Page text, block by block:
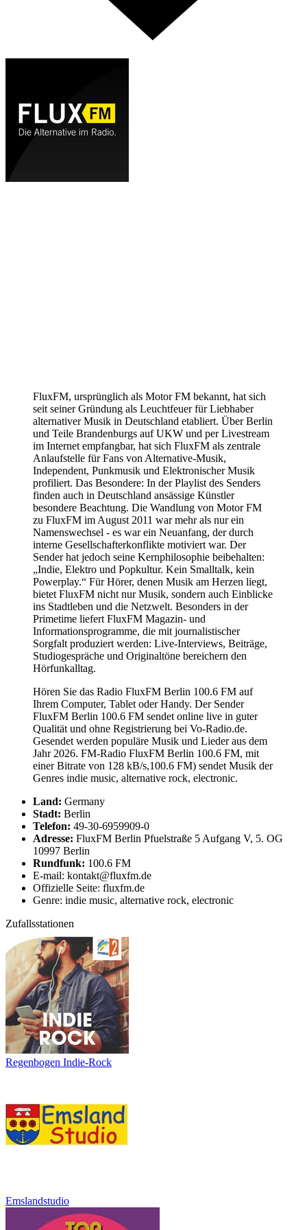
FluxFM, ursprünglich als Motor FM bekannt, hat sich
seit seiner Gründung als Leuchtfeuer für Liebhaber
alternativer Musik in Deutschland etabliert. Über Berlin
und Teile Brandenburgs auf UKW und per Livestream
im Internet empfangbar, hat sich FluxFM als zentrale
Anlaufstelle für Fans von Alternative-Musik,
Independent, Punkmusik und Elektronischer Musik
profiliert. Das Besondere: In der Playlist des Senders
finden auch in Deutschland ansässige Künstler
besondere Beachtung. Die Wandlung von Motor FM
zu FluxFM im August 2011 war mehr als nur ein
Namenswechsel - es war ein Neuanfang, der durch
interne Gesellschafterkonflikte motiviert war. Der
Sender hat jedoch seine Kernphilosophie beibehalten:
„Indie, Elektro und Popkultur. Kein Smalltalk, kein
Powerplay.“ Für Hörer, denen Musik am Herzen liegt,
bietet FluxFM nicht nur Musik, sondern auch Einblicke
ins Stadtleben und die Netzwelt. Besonders in der
Primetime liefert FluxFM Magazin- und
Informationsprogramme, die mit journalistischer
Sorgfalt produziert werden: Live-Interviews, Beiträge,
Studiogespräche und Originaltöne bereichern den
Hörfunkalltag.
Hören Sie das Radio FluxFM Berlin 100.6 FM auf
Ihrem Computer, Tablet oder Handy. Der Sender
FluxFM Berlin 100.6 FM sendet online live in guter
Qualität und ohne Registrierung bei Vo-Radio.de.
Gesendet werden populäre Musik und Lieder aus dem
Jahr 2026. FM-Radio FluxFM Berlin 100.6 FM, mit
einer Bitrate von 128 kB/s,100.6 FM) sendet Musik der
Genres indie music, alternative rock, electronic.
Land: Germany
Stadt: Berlin
Telefon: 49-30-6959909-0
Adresse: FluxFM Berlin Pfuelstraße 5 Aufgang V, 5. OG
10997 Berlin
Rundfunk: 100.6 FM
E-mail: kontakt@fluxfm.de
Offizielle Seite: fluxfm.de
Genre: indie music, alternative rock, electronic
Zufallsstationen
Regenbogen Indie-Rock
Emslandstudio